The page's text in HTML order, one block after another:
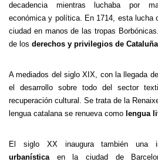
decadencia mientras luchaba por
económica y política. En 1714, esta lucha
ciudad en manos de las tropas
de los derechos y privilegios de
A mediados del siglo XIX, con la llegada
el desarrollo sobre todo del sector
recuperación cultural. Se trata de la
lengua catalana se renueva como lengua
El siglo XX inaugura también una
urbanísticaen la ciudad de